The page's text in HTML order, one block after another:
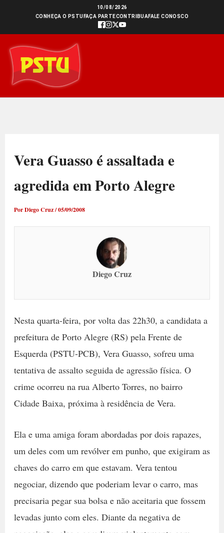
conteúdo
10/08/2026
CONHEÇA O PSTU FAÇA PARTECONTRIBUAFALE CONOSCO
Vera Guasso é assaltada e
agredida em Porto Alegre
PorDiego Cruz/05/09/2008
Diego Cruz
Nesta quarta-feira, por volta das 22h30, a candidata a
prefeitura de Porto Alegre (RS) pela Frente de
Esquerda (PSTU-PCB), Vera Guasso, sofreu uma
tentativa de assalto seguida de agressão física. O
crime ocorreu na rua Alberto Torres, no bairro
Cidade Baixa, próxima à residência de Vera.
Ela e uma amiga foram abordadas por dois rapazes,
um deles com um revólver em punho, que exigiram as
chaves do carro em que estavam. Vera tentou
negociar, dizendo que poderiam levar o carro, mas
precisaria pegar sua bolsa e não aceitaria que fossem
levadas junto com eles. Diante da negativa de